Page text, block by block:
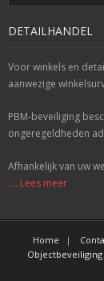
DETAILHANDEL
Voor winkels en
aanwezige
PBM-beveiliging
ongeregeldheden
Afhankelijk van uw
.... Lees meer
Home
Objectbeveiliging